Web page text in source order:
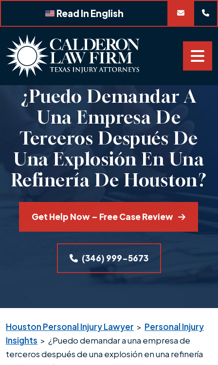
content
Read In English
¿Puedo Demandar A
Una Empresa De
Terceros Después De
Una Explosión En Una
Refinería De Houston?
Get Help Now – Free Case Review
(346) 999-5673
Houston Personal Injury Lawyer > Personal Injury
Insights > ¿Puedo demandar a una empresa de
terceros después de una explosión en una refinería